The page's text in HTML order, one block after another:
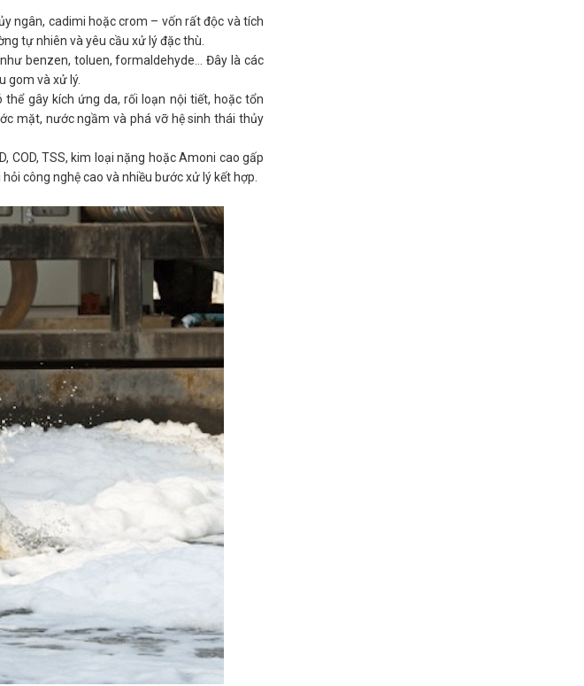
ngân, cadimi hoặc crom – vốn rất độc và tích
tự nhiên và yêu cầu xử lý đặc thù.
benzen, toluen, formaldehyde... Đây là các
gom và xử lý.
gây kích ứng da, rối loạn nội tiết, hoặc tổn
mặt, nước ngầm và phá vỡ hệ sinh thái thủy
COD, TSS, kim loại nặng hoặc Amoni cao gấp
công nghệ cao và nhiều bước xử lý kết hợp.